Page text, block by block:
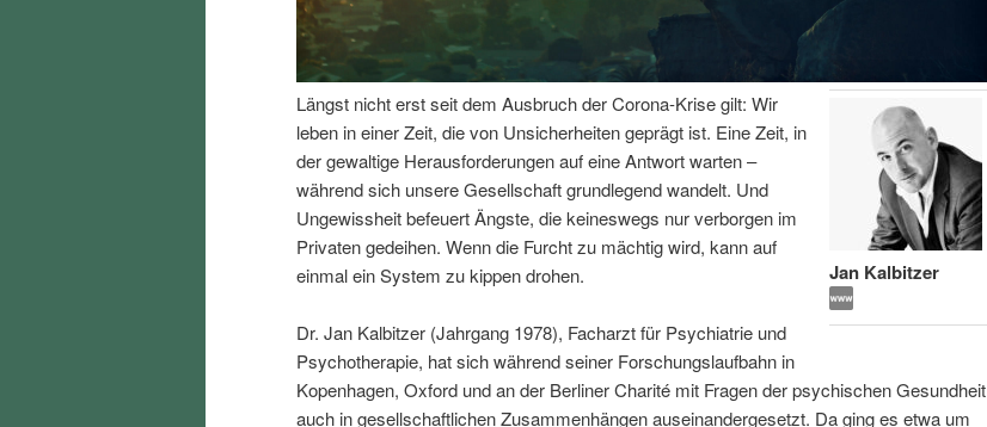
I
s
e
l
Jan Kalbitzer
Längst nicht erst seit dem Ausbruch der Corona-Krise gilt: Wir
leben in einer Zeit, die von Unsicherheiten geprägt ist. Eine Zeit, in
der gewaltige Herausforderungen auf eine Antwort warten –
während sich unsere Gesellschaft grundlegend wandelt. Und
Ungewissheit befeuert Ängste, die keineswegs nur verborgen im
Privaten gedeihen. Wenn die Furcht zu mächtig wird, kann auf
einmal ein System zu kippen drohen.
Dr. Jan Kalbitzer (Jahrgang 1978), Facharzt für Psychiatrie und
Psychotherapie, hat sich während seiner Forschungslaufbahn in
Kopenhagen, Oxford und an der Berliner Charité mit Fragen der psychischen Gesundheit
auch in gesellschaftlichen Zusammenhängen auseinandergesetzt. Da ging es etwa um